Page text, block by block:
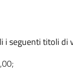
i seguenti titoli di